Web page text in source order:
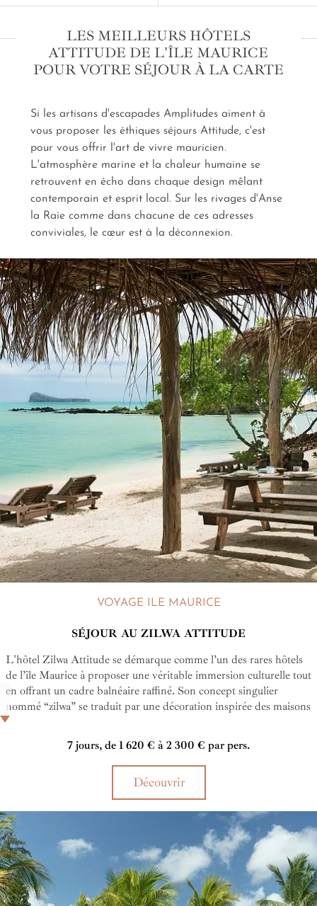
paisible du sud pour imaginer votreséjour dans un
Pour les familles de voyageurs, nous imaginons une
immersion culturelle sur les traces de l'histoire
méconnue de l'île. Pour les amoureux d'expériences
hôtel Attitude de l'île Maurice sur mesure, c'est
une rencontre entre l'authenticité mauricienne, et
vous.
LES MEILLEURS HÔTELS
ATTITUDE DE L'ÎLE MAURICE
POUR VOTRE SÉJOUR À LA CARTE
Si les artisans d'escapades Amplitudes aiment à
vous proposer les éthiques séjours Attitude, c'est
pour vous offrir l'art de vivre mauricien.
L'atmosphère marine et la chaleur humaine se
retrouvent en écho dans chaque design mêlant
contemporain et esprit local. Sur les rivages d'Anse
la Raie comme dans chacune de ces adresses
conviviales, le cœur est à la déconnexion.
VOYAGE ILE MAURICE
SÉJOUR AU ZILWA ATTITUDE
L'hôtel Zilwa Attitude se démarque comme l’un des rares hôtels
de l’île Maurice à proposer une véritable immersion culturelle tout
en offrant un cadre balnéaire raffiné. Son concept singulier
nommé “zilwa” se traduit par une décoration inspirée des maisons
traditionnelles, une cuisine locale mise à l’honneur, des
expériences authentiques à l'instar de dîners chez l’habitant et
une attention portée à l’environnement. Autant d'expériences qui
font du Zilwa Attitude une adresse singulière.
7 jours, de 1 620 € à 2 300 € par pers.
Découvrir